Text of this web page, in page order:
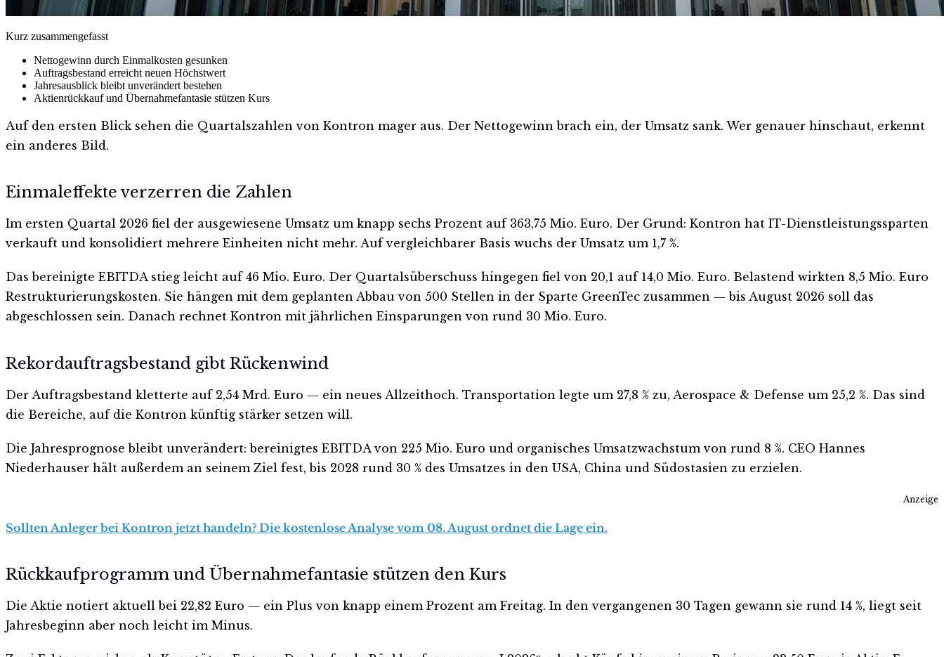
Kurz zusammengefasst
Nettogewinn durch Einmalkosten gesunken
Auftragsbestand erreicht neuen Höchstwert
Jahresausblick bleibt unverändert bestehen
Aktienrückkauf und Übernahmefantasie stützen Kurs
Auf den ersten Blick sehen die Quartalszahlen von Kontron mager aus. Der Nettogewinn brach ein, der Umsatz sank. Wer genauer hinschaut, erkennt
ein anderes Bild.
Einmaleffekte verzerren die Zahlen
Im ersten Quartal 2026 fiel der ausgewiesene Umsatz um knapp sechs Prozent auf 363,75 Mio. Euro. Der Grund: Kontron hat IT-Dienstleistungssparten
verkauft und konsolidiert mehrere Einheiten nicht mehr. Auf vergleichbarer Basis wuchs der Umsatz um 1,7 %.
Das bereinigte EBITDA stieg leicht auf 46 Mio. Euro. Der Quartalsüberschuss hingegen fiel von 20,1 auf 14,0 Mio. Euro. Belastend wirkten 8,5 Mio. Euro
Restrukturierungskosten. Sie hängen mit dem geplanten Abbau von 500 Stellen in der Sparte GreenTec zusammen — bis August 2026 soll das
abgeschlossen sein. Danach rechnet Kontron mit jährlichen Einsparungen von rund 30 Mio. Euro.
Rekordauftragsbestand gibt Rückenwind
Der Auftragsbestand kletterte auf 2,54 Mrd. Euro — ein neues Allzeithoch. Transportation legte um 27,8 % zu, Aerospace & Defense um 25,2 %. Das sind
die Bereiche, auf die Kontron künftig stärker setzen will.
Die Jahresprognose bleibt unverändert: bereinigtes EBITDA von 225 Mio. Euro und organisches Umsatzwachstum von rund 8 %. CEO Hannes
Niederhauser hält außerdem an seinem Ziel fest, bis 2028 rund 30 % des Umsatzes in den USA, China und Südostasien zu erzielen.
Anzeige
Sollten Anleger bei Kontron jetzt handeln? Die kostenlose Analyse vom 08. August ordnet die Lage ein.
Rückkaufprogramm und Übernahmefantasie stützen den Kurs
Die Aktie notiert aktuell bei 22,82 Euro — ein Plus von knapp einem Prozent am Freitag. In den vergangenen 30 Tagen gewann sie rund 14 %, liegt seit
Jahresbeginn aber noch leicht im Minus.